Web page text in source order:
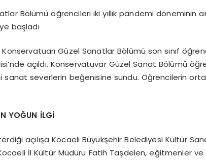
Bölümü öğrencileri iki yıllık pandemi döneminin
başladı
Güzel Sanatlar Bölümü son sınıf
açıldı. Konservatuvar Güzel Sanat Bölümü
sanat severlerin beğenisine sundu. Öğrencilerin
YOĞUN İLGİ
açılışa Kocaeli Büyükşehir Belediyesi Kültür
İl Kültür Müdürü Fatih Taşdelen, eğitmenler ve